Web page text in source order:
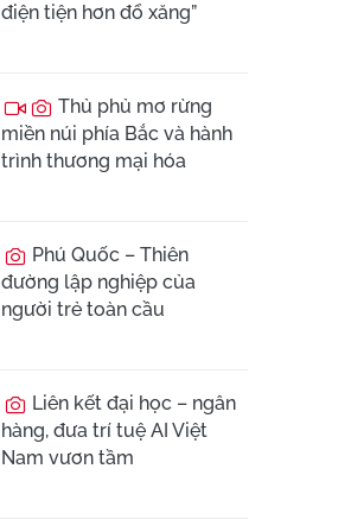
điện tiện hơn đổ xăng”
Thủ phủ mơ rừng
miền núi phía Bắc và hành
trình thương mại hóa
Phú Quốc – Thiên
đường lập nghiệp của
người trẻ toàn cầu
Liên kết đại học – ngân
hàng, đưa trí tuệ AI Việt
Nam vươn tầm